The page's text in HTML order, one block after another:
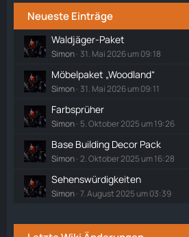
Neueste Einträge
Waldjäger-Paket
Simon 31. Mai 2026 um 09:18
Möbelpaket „Woodland“
Simon 31. Mai 2026 um 09:11
Farbsprüher
Simon 5. Oktober 2025 um 19:26
Base Building Decor Pack
Simon 2. Oktober 2025 um 16:28
Sehenswürdigkeiten
Simon 7. August 2025 um 03:39